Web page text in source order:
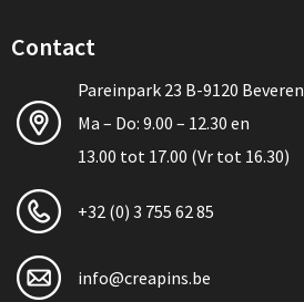
Contact
Pareinpark 23 B-9120 Beveren
Ma – Do: 9.00 – 12.30 en
13.00 tot 17.00 (Vr tot 16.30)
+32 (0) 3 755 62 85
info@creapins.be